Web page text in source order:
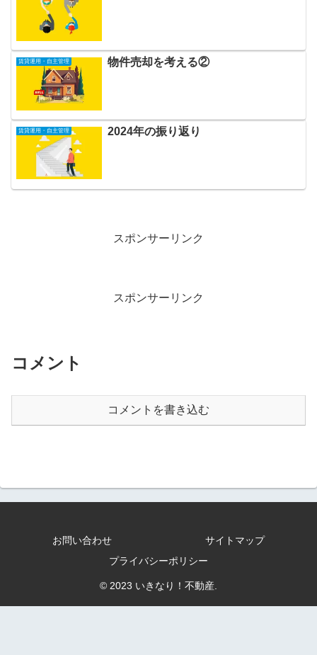
賃貸運用・自主管理 物件売却を考える②
賃貸運用・自主管理 2024年の振り返り
スポンサーリンク
スポンサーリンク
コメント
コメントを書き込む
お問い合わせ
サイトマップ
プライバシーポリシー
© 2023 いきなり！不動産.